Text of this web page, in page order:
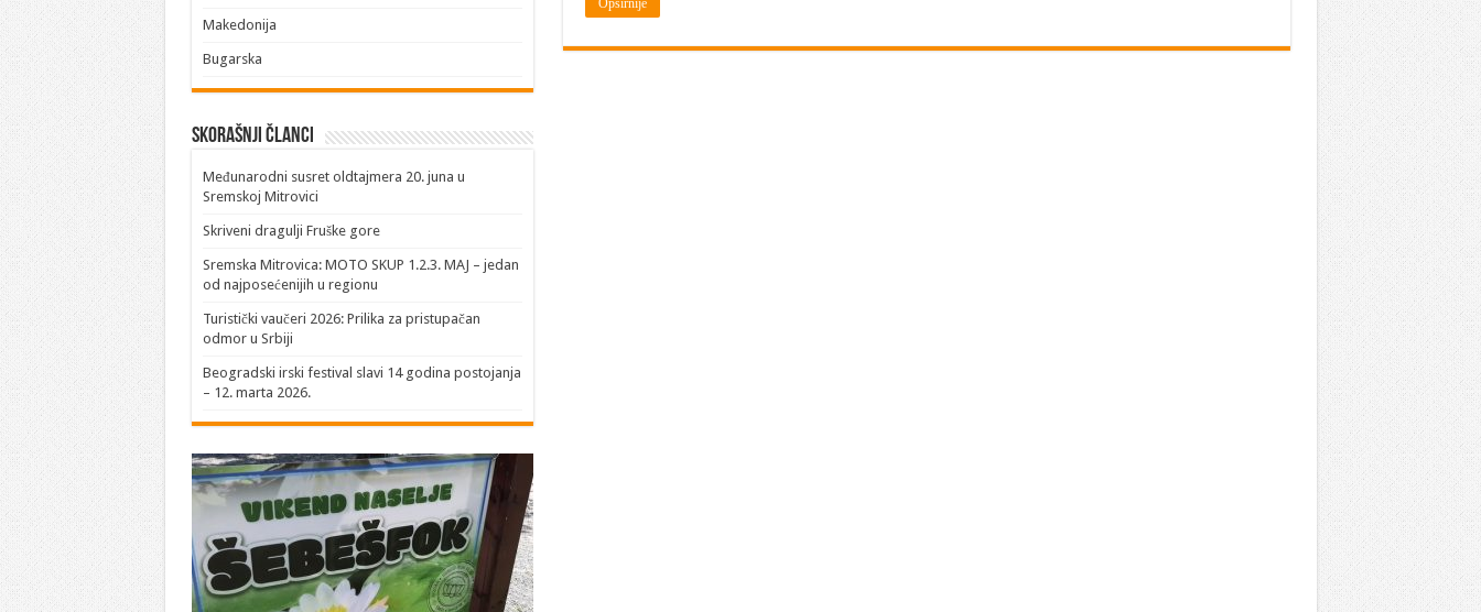
Opširnije
Makedonija
Bugarska
Skorašnji članci
​Međunarodni susret oldtajmera 20. juna u
Sremskoj Mitrovici
Skriveni dragulji Fruške gore
Sremska Mitrovica: MOTO SKUP 1.2.3. MAJ – jedan
od najposećenijih u regionu
Turistički vaučeri 2026: Prilika za pristupačan
odmor u Srbiji
Beogradski irski festival slavi 14 godina postojanja
– 12. marta 2026.